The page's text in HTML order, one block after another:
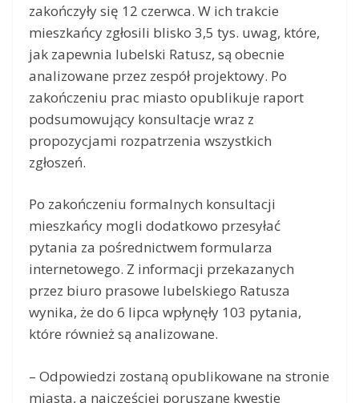
zakończyły się 12 czerwca. W ich trakcie
mieszkańcy zgłosili blisko 3,5 tys. uwag, które,
jak zapewnia lubelski Ratusz, są obecnie
analizowane przez zespół projektowy. Po
zakończeniu prac miasto opublikuje raport
podsumowujący konsultacje wraz z
propozycjami rozpatrzenia wszystkich
zgłoszeń.
Po zakończeniu formalnych konsultacji
mieszkańcy mogli dodatkowo przesyłać
pytania za pośrednictwem formularza
internetowego. Z informacji przekazanych
przez biuro prasowe lubelskiego Ratusza
wynika, że do 6 lipca wpłynęły 103 pytania,
które również są analizowane.
– Odpowiedzi zostaną opublikowane na stronie
miasta, a najczęściej poruszane kwestie